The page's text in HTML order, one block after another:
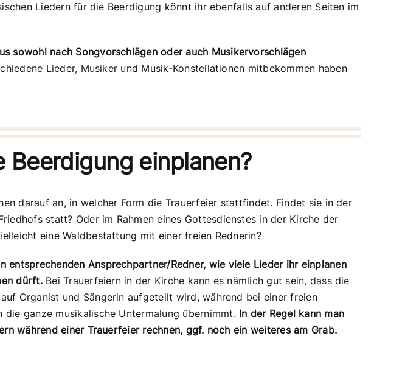
Liedern für die Beerdigung könnt ihr ebenfalls auf anderen Seiten im
sowohl nach Songvorschlägen oder auch Musikervorschlägen
Lieder, Musiker und Musik-Konstellationen mitbekommen haben
einplanen?
darauf an, in welcher Form die Trauerfeier stattfindet. Findet sie in der
statt? Oder im Rahmen eines Gottesdienstes in der Kirche der
eine Waldbestattung mit einer freien Rednerin?
entsprechenden Ansprechpartner/Redner, wie viele Lieder ihr einplanen
dürft.Bei Trauerfeiern in der Kirche kann es nämlich gut sein, dass die
Organist und Sängerin aufgeteilt wird, während bei einer freien
die ganze musikalische Untermalung übernimmt. In der Regel kann man
während einer Trauerfeier rechnen, ggf. noch ein weiteres am Grab.